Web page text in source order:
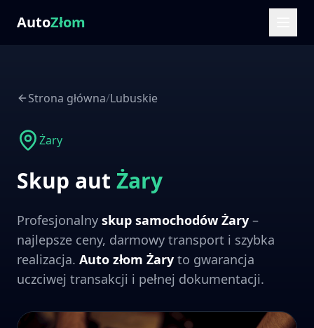
AutoZłom
Strona główna/Lubuskie
Żary
Skup aut Żary
Profesjonalny skup samochodówŻary –
najlepsze ceny, darmowy transport i szybka
realizacja. Auto złom Żary to gwarancja
uczciwej transakcji i pełnej dokumentacji.